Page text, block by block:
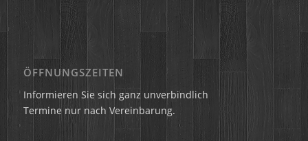
ÖFFNUNGSZEITEN
Informieren Sie sich ganz unverbindlich
Termine nur nach Vereinbarung.